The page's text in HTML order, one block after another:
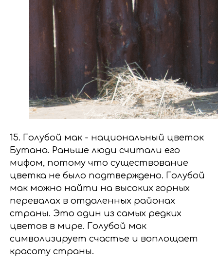
15. Голубой мак - национальный цветок
Бутана. Раньше люди считали его
мифом, потому что существование
цветка не было подтверждено. Голубой
мак можно найти на высоких горных
перевалах в отдаленных районах
страны. Это один из самых редких
цветов в мире. Голубой мак
символизирует счастье и воплощает
красоту страны.